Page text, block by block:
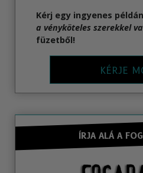
Kérj egy ingyenes
a vényköteles szerekkel
füzetből!
KÉRJE
ÍRJA ALÁ A